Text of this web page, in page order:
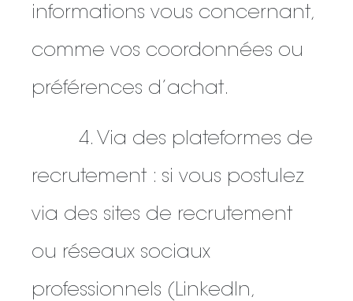
informations vous concernant,
comme vos coordonnées ou
préférences d’achat.
4. Via des plateformes de
recrutement : si vous postulez
via des sites de recrutement
ou réseaux sociaux
professionnels (LinkedIn,